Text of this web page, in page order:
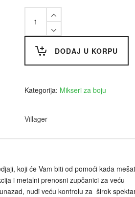
1605
DODAJ U KORPU
Kategorija: Mikseri za boju
Villager
koji će Vam biti od pomoći kada
i metalni prenosni zupčanici za veću
nudi veću kontrolu za širok